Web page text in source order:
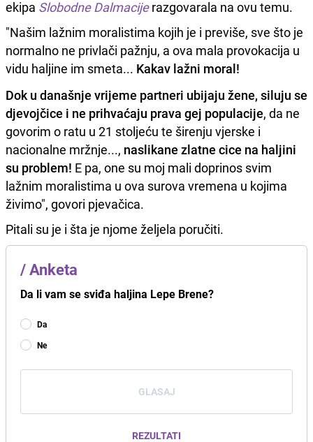
ekipa Slobodne Dalmacijerazgovarala na ovu temu.
"Našim lažnim moralistima kojih je i previše, sve što je
normalno ne privlači pažnju, a ova mala provokacija u
vidu haljine im smeta... Kakav lažni moral!
Dok u današnje vrijeme partneri ubijaju žene, siluju se
djevojčice i ne prihvaćaju prava gej populacije, da ne
govorim o ratu u 21 stoljeću te širenju vjerske i
nacionalne mržnje..., naslikane zlatne cice na haljini
su problem! E pa, one su moj mali doprinos svim
lažnim moralistima u ova surova vremena u kojima
živimo", govori pjevačica.
Pitali su je i šta je njome željela poručiti.
/Anketa
Da li vam se sviđa haljina Lepe Brene?
Da
Ne
GLASAJ
REZULTATI